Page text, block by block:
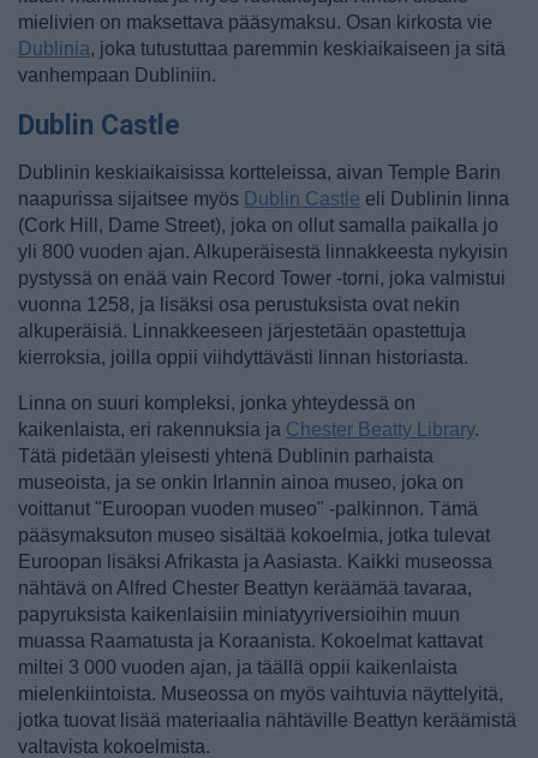
mielivien on maksettava pääsymaksu. Osan kirkosta vie
Dublinia, joka tutustuttaa paremmin keskiaikaiseen ja sitä
vanhempaan Dubliniin.
Dublin Castle
Dublinin keskiaikaisissa kortteleissa, aivan Temple Barin
naapurissa sijaitsee myös Dublin Castle eli Dublinin linna
(Cork Hill, Dame Street), joka on ollut samalla paikalla jo
yli 800 vuoden ajan. Alkuperäisestä linnakkeesta nykyisin
pystyssä on enää vain Record Tower -torni, joka valmistui
vuonna 1258, ja lisäksi osa perustuksista ovat nekin
alkuperäisiä. Linnakkeeseen järjestetään opastettuja
kierroksia, joilla oppii viihdyttävästi linnan historiasta.
Linna on suuri kompleksi, jonka yhteydessä on
kaikenlaista, eri rakennuksia ja Chester Beatty Library.
Tätä pidetään yleisesti yhtenä Dublinin parhaista
museoista, ja se onkin Irlannin ainoa museo, joka on
voittanut "Euroopan vuoden museo" -palkinnon. Tämä
pääsymaksuton museo sisältää kokoelmia, jotka tulevat
Euroopan lisäksi Afrikasta ja Aasiasta. Kaikki museossa
nähtävä on Alfred Chester Beattyn keräämää tavaraa,
papyruksista kaikenlaisiin miniatyyriversioihin muun
muassa Raamatusta ja Koraanista. Kokoelmat kattavat
miltei 3 000 vuoden ajan, ja täällä oppii kaikenlaista
mielenkiintoista. Museossa on myös vaihtuvia näyttelyitä,
jotka tuovat lisää materiaalia nähtäville Beattyn keräämistä
valtavista kokoelmista.